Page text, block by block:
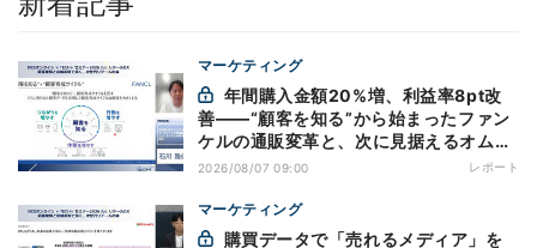
マーケティング
善——“顧客を知る”から始まったファン
ケルの通販変革と、次に見据えるオムニ
チャネル
2026/08/07 09:00 レポート
マーケティング